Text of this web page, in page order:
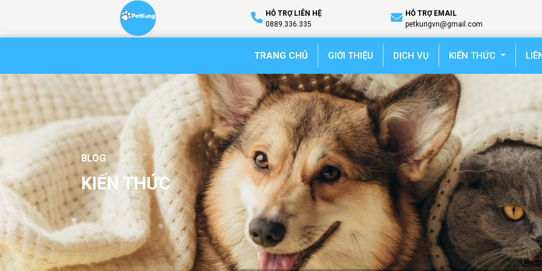
HỖ TRỢ LIÊN HỆ
0889.336.335
HỖ TRỢ EMAIL
petkungvn@gmail.com
TRANG CHỦ (current)GIỚI THIỆU DỊCH VỤ KIẾN THỨC
BLOG
KIẾN THỨC